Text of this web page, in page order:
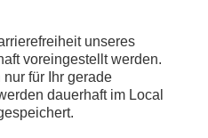
nicht mehr so lange
unseres
voreingestellt werden.
für Ihr gerade
dauerhaft im Local